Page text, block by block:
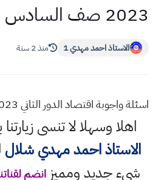
2023 صف السادس الادبي
الاستاذ احمد مهدي 1 منذ 2 سنة
اسئلة واجوبة اقتصاد الدور الثاني 2023 صف السادس الادبي
اهلا وسهلالا تنسى
الاستاذ احمد مهدي شلال
شيء جديد ومميز انضم